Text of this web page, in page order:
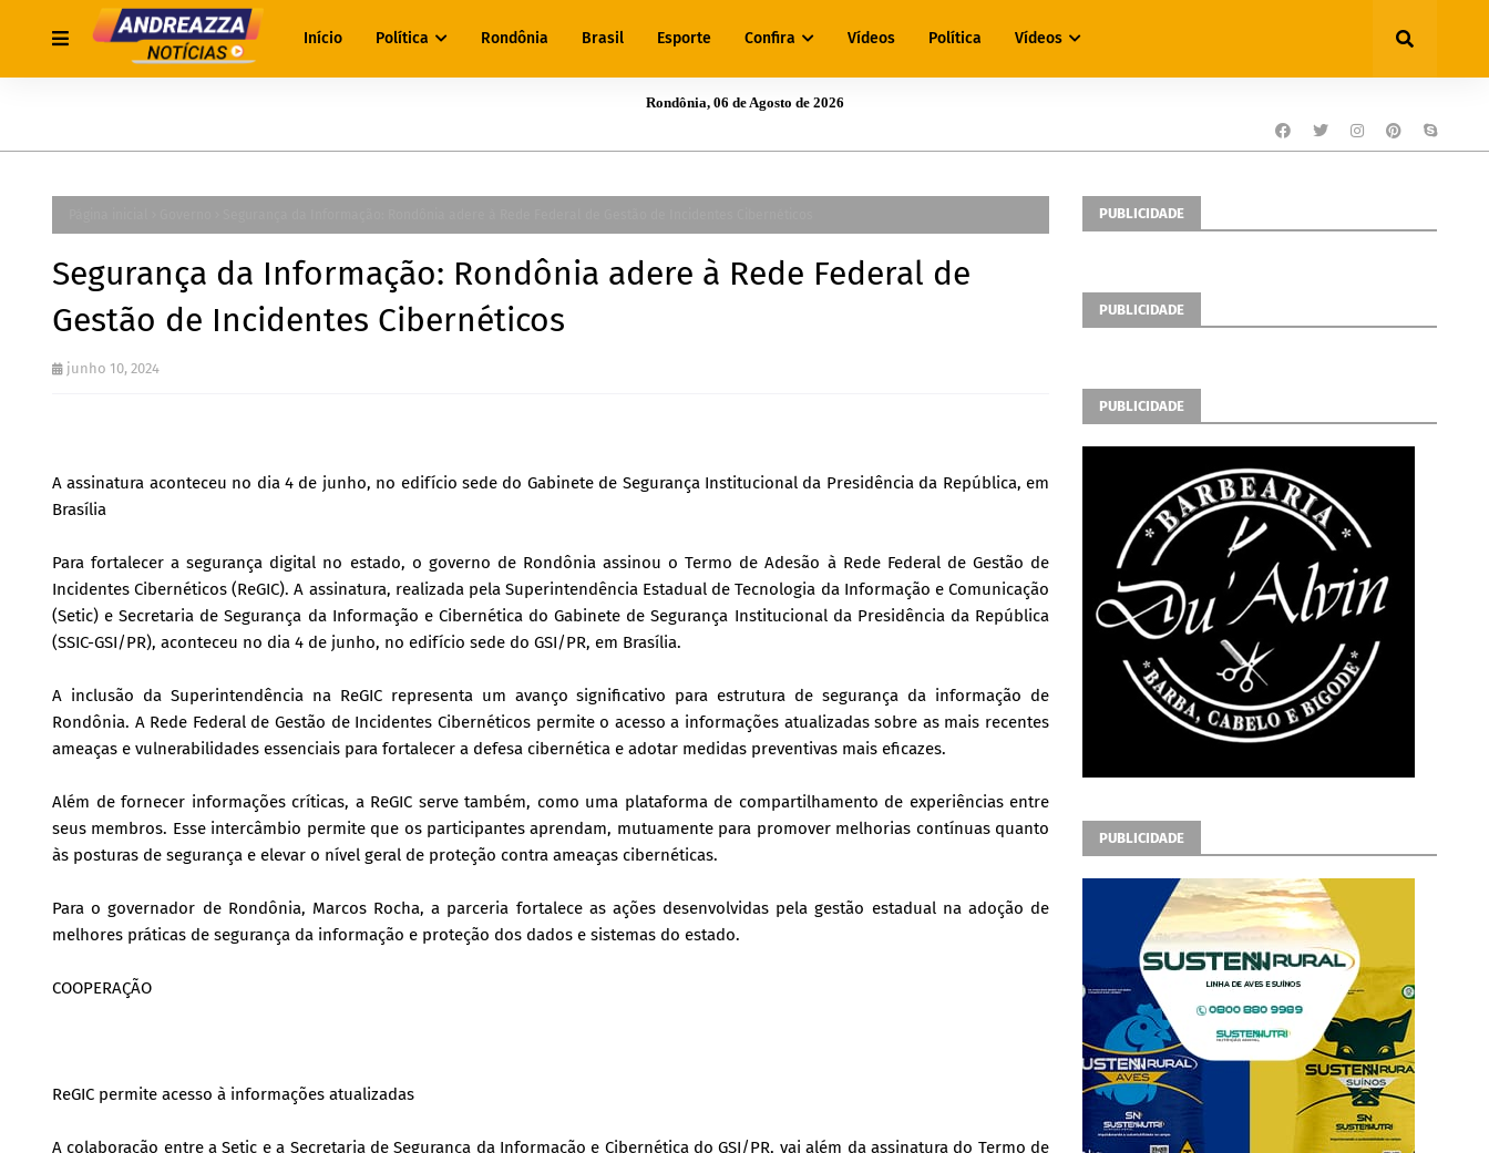
Início Política Rondônia Brasil Esporte Confira Vídeos Política Vídeos
Rondônia, 06 de Agosto de 2026
Segurança da Informação: Rondônia adere à Rede Federal de
Gestão de Incidentes Cibernéticos
junho 10, 2024
A assinatura aconteceu no dia 4 de junho, no edifício sede do Gabinete de Segurança Institucional da Presidência da República, em
Brasília
Para fortalecer a segurança digital no estado, o governo de Rondônia assinou o Termo de Adesão à Rede Federal de Gestão de
Incidentes Cibernéticos (ReGIC). A assinatura, realizada pela Superintendência Estadual de Tecnologia da Informação e Comunicação
(Setic) e Secretaria de Segurança da Informação e Cibernética do Gabinete de Segurança Institucional da Presidência da República
(SSIC-GSI/PR), aconteceu no dia 4 de junho, no edifício sede do GSI/PR, em Brasília.
A inclusão da Superintendência na ReGIC representa um avanço significativo para estrutura de segurança da informação de
Rondônia. A Rede Federal de Gestão de Incidentes Cibernéticos permite o acesso a informações atualizadas sobre as mais recentes
ameaças e vulnerabilidades essenciais para fortalecer a defesa cibernética e adotar medidas preventivas mais eficazes.
Além de fornecer informações críticas, a ReGIC serve também, como uma plataforma de compartilhamento de experiências entre
seus membros. Esse intercâmbio permite que os participantes aprendam, mutuamente para promover melhorias contínuas quanto
às posturas de segurança e elevar o nível geral de proteção contra ameaças cibernéticas.
Para o governador de Rondônia, Marcos Rocha, a parceria fortalece as ações desenvolvidas pela gestão estadual na adoção de
melhores práticas de segurança da informação e proteção dos dados e sistemas do estado.
COOPERAÇÃO
ReGIC permite acesso à informações atualizadas
A colaboração entre a Setic e a Secretaria de Segurança da Informação e Cibernética do GSI/PR, vai além da assinatura do Termo de
PUBLICIDADE
PUBLICIDADE
PUBLICIDADE
PUBLICIDADE